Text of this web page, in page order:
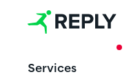
Services